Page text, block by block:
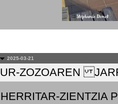
2025-03-21
UR-ZOZOAREN
HERRITAR-ZIENTZIA